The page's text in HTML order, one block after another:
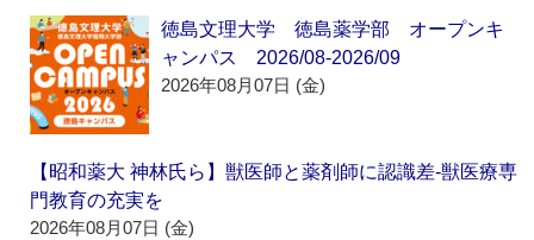
徳島文理大学 徳島薬学部 オープンキ
ャンパス 2026/08-2026/09
2026年08月07日 (金)
【昭和薬大 神林氏ら】獣医師と薬剤師に認識差‐獣医療専
門教育の充実を
2026年08月07日 (金)